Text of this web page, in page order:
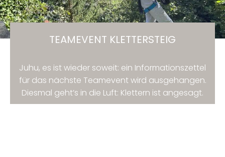
TEAMEVENT KLETTERSTEIG
Juhu, es ist wieder soweit: ein Informationszettel
für das nächste Teamevent wird ausgehangen.
Diesmal geht’s in die Luft: Klettern ist angesagt.